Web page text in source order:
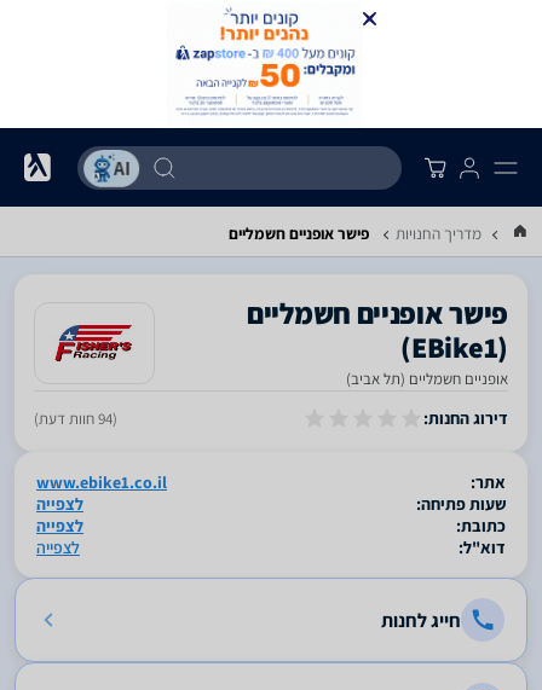
מדריך החנויות פישר אופניים חשמליים
‏(EBike1)
אופניים חשמליים (תל אביב)
דירוג החנות: (94 חוות דעת)
אתר:
www.ebike1.co.il
שעות פתיחה:
לצפייה
כתובת:
לצפייה
דוא"ל:
לצפייה
חייג לחנות